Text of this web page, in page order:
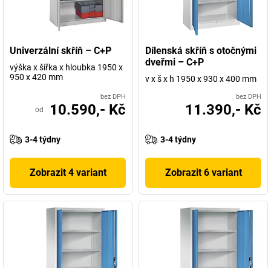
Univerzální skříň – C+P
výška x šířka x hloubka 1950 x
950 x 420 mm
bez DPH
od 10.590,- Kč
3-4 týdny
Zobrazit 4 variant
Dílenská skříň s otočnými
dveřmi – C+P
v x š x h 1950 x 930 x 400 mm
bez DPH
11.390,- Kč
3-4 týdny
Zobrazit 6 variant